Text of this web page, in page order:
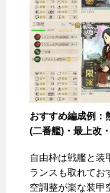
おすすめ編成例：
(二番艦)・最上改
自由枠は戦艦と装
ランスも取れてお
空調整が楽な装甲